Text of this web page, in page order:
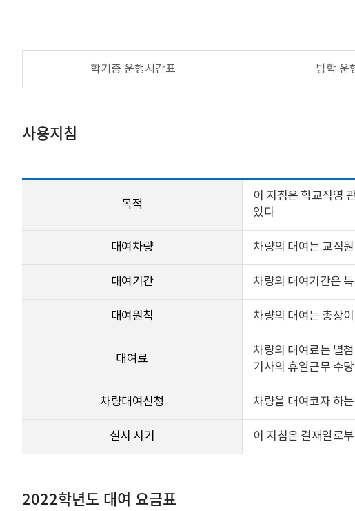
학기중 운행시간표 방학 운
사용지침
목적
이 지침은 학교직영
있다
대여차량 차량의 대여는 교직
대여기간 차량의 대여기간은
대여원칙 차량의 대여는 총장
대여료
차량의 대여료는 별
기사의 휴일근무 수
차량대여 신청 차량을 대여코자 하
실시 시기 이 지침은 결재일로
2022학년도 대여 요금표